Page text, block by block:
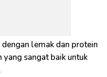
lemak dan protein
sangat baik untuk